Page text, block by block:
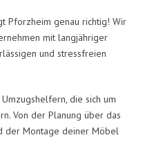
Pforzheim genau richtig! Wir
mit langjähriger
und stressfreien
die sich um
Von der Planung über das
der Montage deiner Möbel